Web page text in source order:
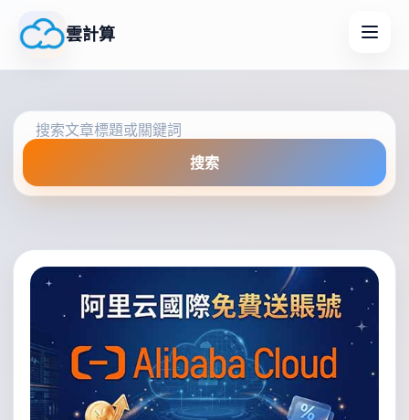
雲計算
搜索